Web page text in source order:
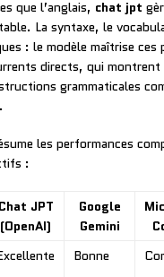
que l’anglais, chat jpt
La syntaxe, le
: le modèle maîtrise ces
directs, qui montrent
grammaticales
les performances
:
Chat JPT
(OpenAI)
Google
Gemini
Bonne